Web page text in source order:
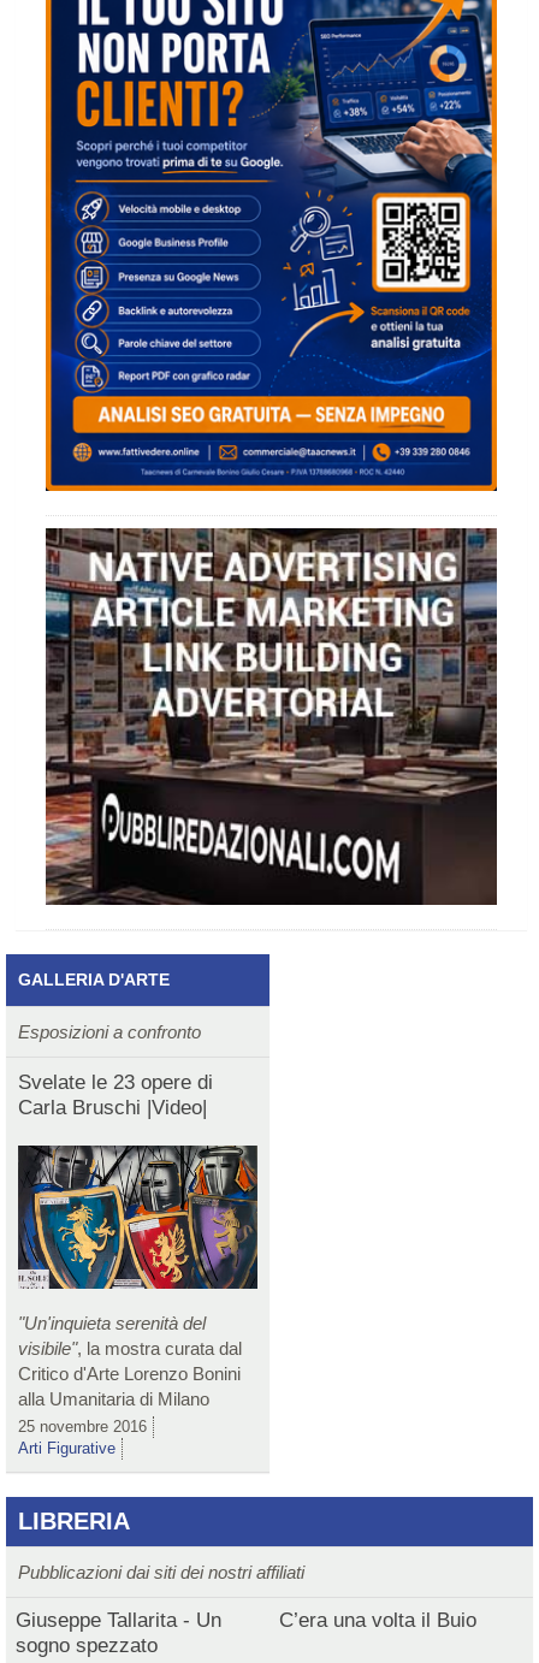
GALLERIA D'ARTE
Esposizioni a confronto
Svelate le 23 opere di
Carla Bruschi |Video|
"Un'inquieta serenità del
visibile", la mostra curata dal
Critico d'Arte Lorenzo Bonini
alla Umanitaria di Milano
25 novembre 2016
Arti Figurative
LIBRERIA
Pubblicazioni dai siti dei nostri affiliati
Giuseppe Tallarita - Un
sogno spezzato
C’era una volta il Buio